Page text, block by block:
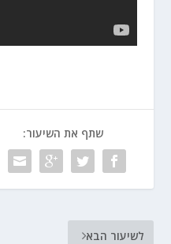
שתף את השיעור:
לשיעור הבא